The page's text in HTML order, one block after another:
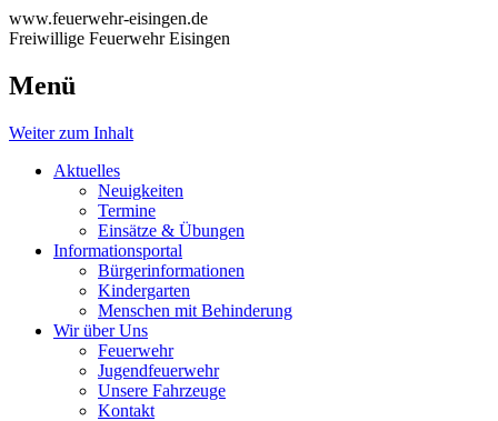
www.feuerwehr-eisingen.de
Freiwillige Feuerwehr Eisingen
Menü
Weiter zum Inhalt
Aktuelles
Neuigkeiten
Termine
Einsätze & Übungen
Informationsportal
Bürgerinformationen
Kindergarten
Menschen mit Behinderung
Wir über Uns
Feuerwehr
Jugendfeuerwehr
Unsere Fahrzeuge
Kontakt